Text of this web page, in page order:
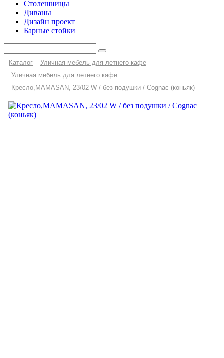
Столешницы
Диваны
Дизайн проект
Барные стойки
Каталог
Уличная мебель для летнего кафе
Уличная мебель для летнего кафе
Кресло,MAMASAN, 23/02 W / без подушки / Cognac (коньяк)